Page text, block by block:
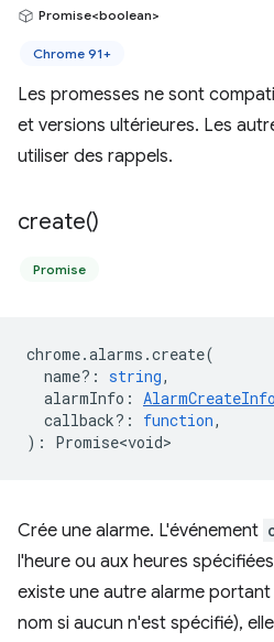
Promise<boolean>
Chrome 91+
Les promesses ne sont
et versions ultérieures. Les
utiliser des rappels.
create()
Promise
chrome.alarms .create(
name? : string,
alarmInfo : AlarmCreateInfo
callback? : function,
) : Promise<void>
Crée une alarme. L'événement
l'heure ou aux heures
existe une autre alarme portant
nom si aucun n'est spécifié),